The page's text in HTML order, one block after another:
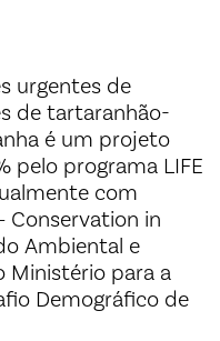
urgentes de
de tartaranhão-
é um projeto
pelo programa LIFE
com
Conservation in
Ambiental e
Ministério para a
Demográfico de